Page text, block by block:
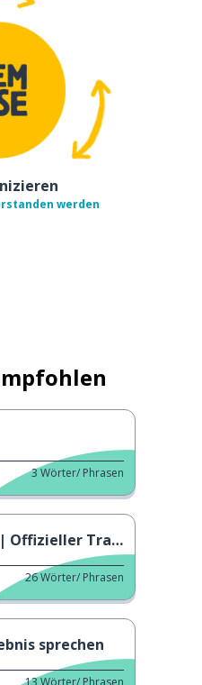
werden
3Wörter/ Phrasen
Trailer
26Wörter/ Phrasen
sprechen
13Wörter/ Phrasen